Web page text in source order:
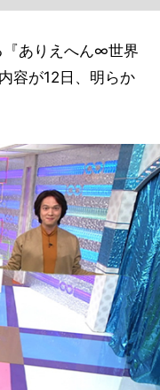
『ありえへん∞世界
容が12日、明らか